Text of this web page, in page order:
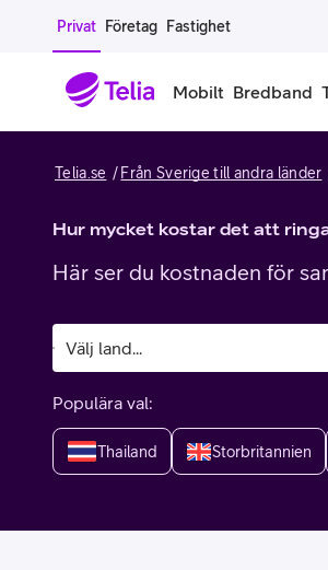
Gå till sidans innehåll
Privat Företag Fastighet
Mobilt
Mobiltelefoner
iPhone
Samsung Galaxy
Google Pixel
Begagnade mobiltelefoner
Bredband
Telia.se Från Sverige till andra länder
Hur mycket kostar det att
Här ser du kostnaden för
Populära val:
Thailand Storbritannien